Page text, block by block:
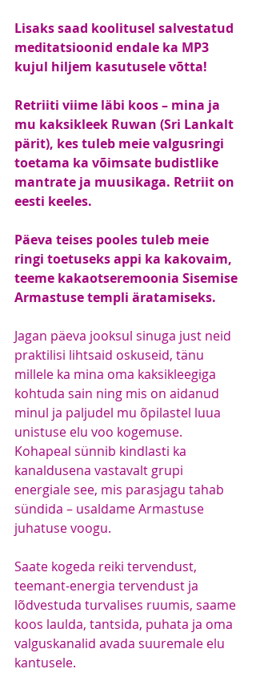
Lisaks saad koolitusel salvestatud
meditatsioonid endale ka MP3
kujul hiljem kasutusele võtta!
Retriiti viime läbi koos – mina ja
mu kaksikleek Ruwan (Sri Lankalt
pärit), kes tuleb meie valgusringi
toetama ka võimsate budistlike
mantrate ja muusikaga. Retriit on
eesti keeles.
Päeva teises pooles tuleb meie
ringi toetuseks appi ka kakovaim,
teeme kakaotseremoonia Sisemise
Armastuse templi äratamiseks.
Jagan päeva jooksul sinuga just neid
praktilisi lihtsaid oskuseid, tänu
millele ka mina oma kaksikleegiga
kohtuda sain ning mis on aidanud
minul ja paljudel mu õpilastel luua
unistuse elu voo kogemuse.
Kohapeal sünnib kindlasti ka
kanaldusena vastavalt grupi
energiale see, mis parasjagu tahab
sündida – usaldame Armastuse
juhatuse voogu.
Saate kogeda reiki tervendust,
teemant-energia tervendust ja
lõdvestuda turvalises ruumis, saame
koos laulda, tantsida, puhata ja oma
valguskanalid avada suuremale elu
kantusele.​